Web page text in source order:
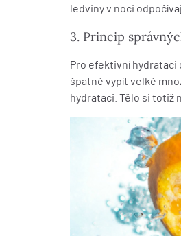
ledviny v noci
3. Princip
Pro efektivní hydrataci
špatné vypít velké
hydrataci. Tělo si totiž